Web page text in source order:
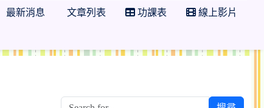
最新消息 文章列表 功課表 線上影片